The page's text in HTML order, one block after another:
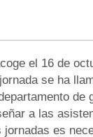
el 16 de
se ha
a las
es